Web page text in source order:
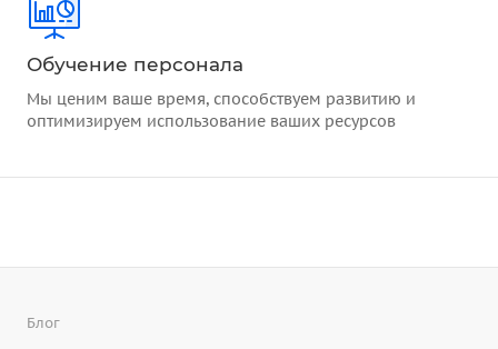
Обучение персонала
Мы ценим ваше время, способствуем развитию и
оптимизируем использование ваших ресурсов
Блог